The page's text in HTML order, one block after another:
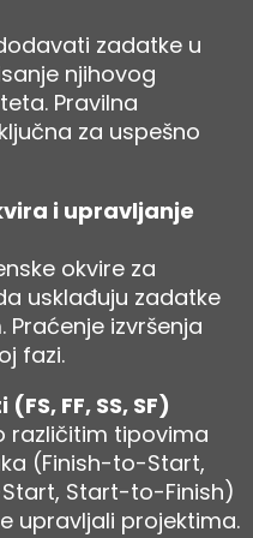
zadatke u
njihovog
Pravilna
za uspešno
i upravljanje
okvire za
usklađuju zadatke
izvršenja
fazi.
FF, SS, SF)
različitim tipovima
(Finish-to-Start,
Start-to-Finish)
upravljali projektima.